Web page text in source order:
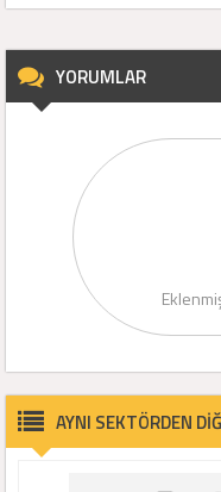
YORUMLAR
AYNI SEKTÖRDEN